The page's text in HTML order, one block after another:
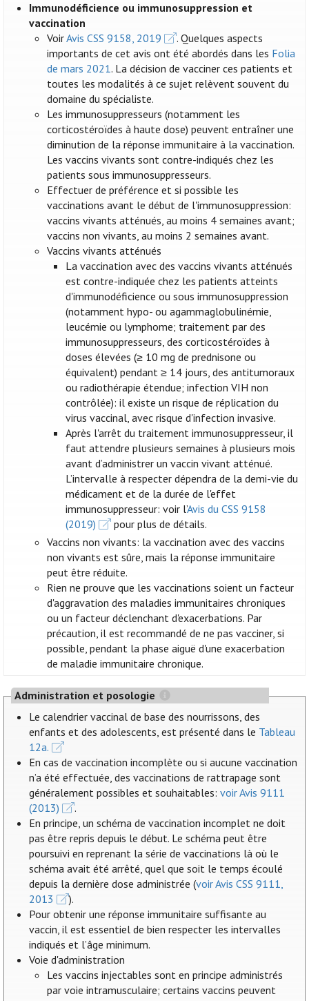
Immunodéficience ou immunosuppression et
vaccination
VoirAvis CSS 9158, 2019
. Quelques aspects
importants de cet avis ont été abordés dans les Folia
de mars 2021. La décision de vacciner ces patients et
toutes les modalités à ce sujet relèvent souvent du
domaine du spécialiste.
Les immunosuppresseurs (notamment les
corticostéroïdes à haute dose) peuvent entraîner une
diminution de la réponse immunitaire à la vaccination.
Les vaccins vivants sont contre-indiqués chez les
patients sous immunosuppresseurs.
Effectuer de préférence et si possible les
vaccinations avant le début de l'immunosuppression:
vaccins vivants atténués, au moins 4 semaines avant;
vaccins non vivants, au moins 2 semaines avant.
Vaccins vivants atténués
La vaccination avec des vaccins vivants atténués
est contre-indiquée chez les patients atteints
d'immunodéficience ou sous immunosuppression
(notamment hypo- ou agammaglobulinémie,
leucémie ou lymphome; traitement par des
immunosuppresseurs, des corticostéroïdes à
doses élevées (≥ 10 mg de prednisone ou
équivalent) pendant ≥ 14 jours, des antitumoraux
ou radiothérapie étendue; infection VIH non
contrôlée): il existe un risque de réplication du
virus vaccinal, avec risque d'infection invasive.
Après l'arrêt du traitement immunosuppresseur, il
faut attendre plusieurs semaines à plusieurs mois
avant d’administrer un vaccin vivant atténué.
L’intervalle à respecter dépendra de la demi-vie du
médicament et de la durée de l'effet
immunosuppresseur: voir l’Avis du CSS 9158
(2019)
pour plus de détails.
Vaccins non vivants: la vaccination avec des vaccins
non vivants est sûre, mais la réponse immunitaire
peut être réduite.
Rien ne prouve que les vaccinations soient un facteur
d'aggravation des maladies immunitaires chroniques
ou un facteur déclenchant d'exacerbations. Par
précaution, il est recommandé de ne pas vacciner, si
possible, pendant la phase aiguë d'une exacerbation
de maladie immunitaire chronique.
Administration et posologie
Le calendrier vaccinal de base des nourrissons, des
enfants et des adolescents, est présenté dans le Tableau
12a.
En cas de vaccination incomplète ou si aucune vaccination
n’a été effectuée, des vaccinations de rattrapage sont
généralement possibles et souhaitables:voir Avis 9111
(2013)
.
En principe, un schéma de vaccination incomplet ne doit
pas être repris depuis le début. Le schéma peut être
poursuivi en reprenant la série de vaccinations là où le
schéma avait été arrêté, quel que soit le temps écoulé
depuis la dernière dose administrée (voir Avis CSS 9111,
2013
).
Pour obtenir une réponse immunitaire suffisante au
vaccin, il est essentiel de bien respecter les intervalles
indiqués et l’âge minimum.
Voie d'administration
Les vaccins injectables sont en principe administrés
par voie intramusculaire; certains vaccins peuvent